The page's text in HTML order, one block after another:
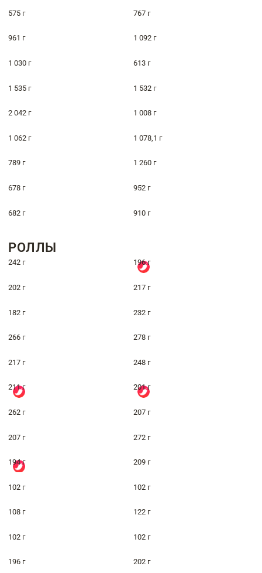
575 г 767 г
961 г 1 092 г
1 030 г 613 г
1 535 г 1 532 г
2 042 г 1 008 г
1 062 г 1 078,1 г
789 г 1 260 г
678 г 952 г
682 г 910 г
РОЛЛЫ
242 г 196 г
202 г 217 г
182 г 232 г
266 г 278 г
217 г 248 г
211 г 201 г
262 г 207 г
207 г 272 г
194 г 209 г
102 г 102 г
108 г 122 г
102 г 102 г
196 г 202 г